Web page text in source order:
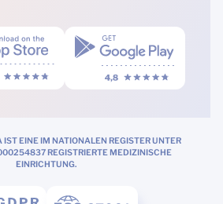
IST EINE IM NATIONALEN REGISTER UNTER
REGISTRIERTE MEDIZINISCHE
EINRICHTUNG.